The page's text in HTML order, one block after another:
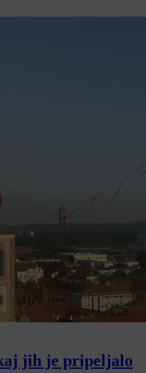
jih je pripeljalo